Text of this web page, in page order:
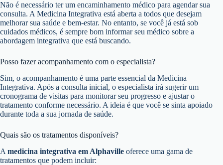
Não é necessário ter um encaminhamento médico para agendar sua
consulta. A Medicina Integrativa está aberta a todos que desejam
melhorar sua saúde e bem-estar. No entanto, se você já está sob
cuidados médicos, é sempre bom informar seu médico sobre a
abordagem integrativa que está buscando.
Posso fazer acompanhamento com o especialista?
Sim, o acompanhamento é uma parte essencial da Medicina
Integrativa. Após a consulta inicial, o especialista irá sugerir um
cronograma de visitas para monitorar seu progresso e ajustar o
tratamento conforme necessário. A ideia é que você se sinta apoiado
durante toda a sua jornada de saúde.
Quais são os tratamentos disponíveis?
A medicina integrativa em Alphaville oferece uma gama de
tratamentos que podem incluir: